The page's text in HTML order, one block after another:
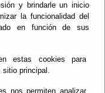
y brindarle un inicio
la funcionalidad del
en función de sus
estas cookies para
sitio principal.
nos permiten analizar